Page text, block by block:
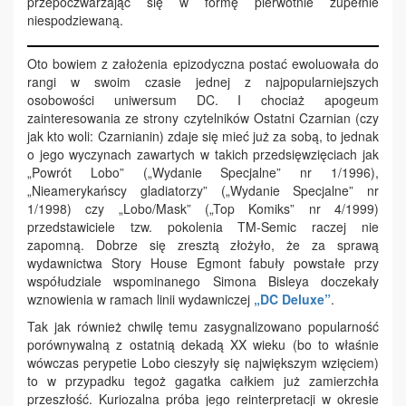
niespodziewaną.
Oto bowiem z założenia epizodyczna postać ewoluowała do
rangi w swoim czasie jednej z najpopularniejszych
osobowości uniwersum DC. I chociaż apogeum
zainteresowania ze strony czytelników Ostatni Czarnian (czy
jak kto woli: Czarnianin) zdaje się mieć już za sobą, to jednak
o jego wyczynach zawartych w takich przedsięwzięciach jak
„Powrót Lobo” („Wydanie Specjalne” nr 1/1996),
„Nieamerykańscy gladiatorzy” („Wydanie Specjalne” nr
1/1998) czy „Lobo/Mask” („Top Komiks” nr 4/1999)
przedstawiciele tzw. pokolenia TM-Semic raczej nie
zapomną. Dobrze się zresztą złożyło, że za sprawą
wydawnictwa Story House Egmont fabuły powstałe przy
współudziale wspominanego Simona Bisleya doczekały
wznowienia w ramach linii wydawniczej „DC Deluxe”.
Tak jak również chwilę temu zasygnalizowano popularność
porównywalną z ostatnią dekadą XX wieku (bo to właśnie
wówczas perypetie Lobo cieszyły się największym wzięciem)
to w przypadku tegoż gagatka całkiem już zamierzchła
przeszłość. Kuriozalna próba jego reinterpretacji w okresie